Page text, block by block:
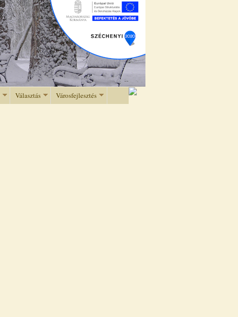
Választás Városfejlesztés